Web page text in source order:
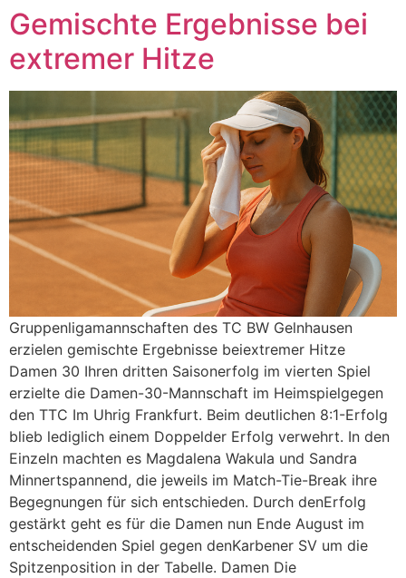
Zum
Inhalt
springen
Gemischte Ergebnisse bei
extremer Hitze
Gruppenligamannschaften des TC BW Gelnhausen
erzielen gemischte Ergebnisse beiextremer Hitze
Damen 30 Ihren dritten Saisonerfolg im vierten Spiel
erzielte die Damen-30-Mannschaft im Heimspielgegen
den TTC Im Uhrig Frankfurt. Beim deutlichen 8:1-Erfolg
blieb lediglich einem Doppelder Erfolg verwehrt. In den
Einzeln machten es Magdalena Wakula und Sandra
Minnertspannend, die jeweils im Match-Tie-Break ihre
Begegnungen für sich entschieden. Durch denErfolg
gestärkt geht es für die Damen nun Ende August im
entscheidenden Spiel gegen denKarbener SV um die
Spitzenposition in der Tabelle. Damen Die